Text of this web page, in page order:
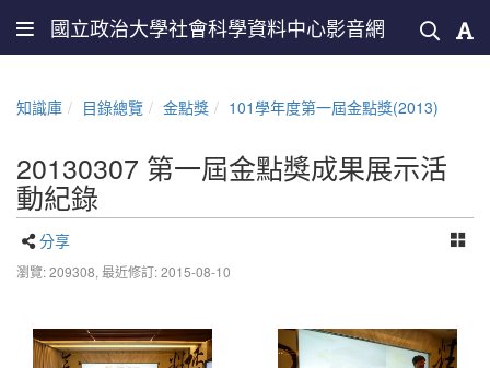
國立政治大學社會科學資料中心影音網
知識庫 目錄總覽 金點獎 101學年度第一屆金點獎(2013)
20130307 第一屆金點獎成果展示活
動紀錄
分享
瀏覽: 209308, 最近修訂: 2015-08-10